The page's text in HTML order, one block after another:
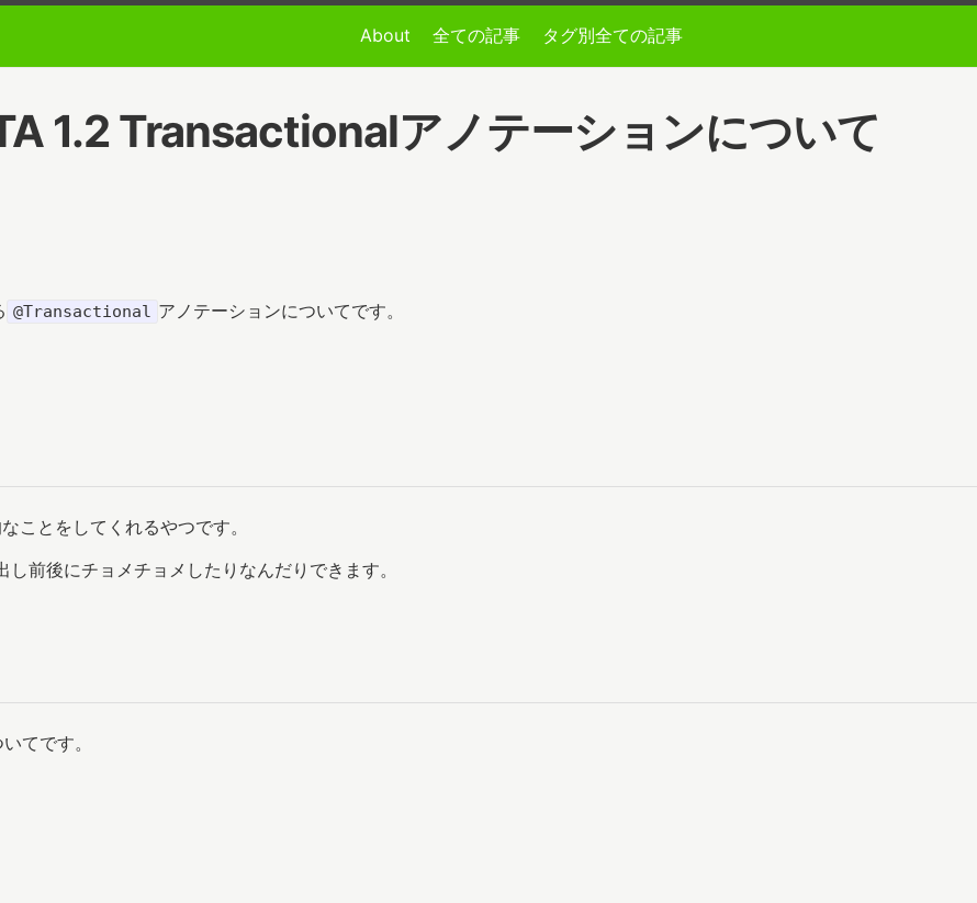
About 全ての記事 タグ別全ての記事
1.2 Transactionalアノテーションについて
@Transactional アノテーションについてです。
ことをしてくれるやつです。
前後にチョメチョメしたりなんだりできます。
てです。